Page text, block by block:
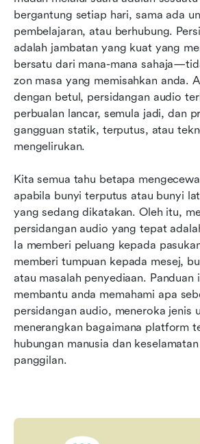
bergantung setiap hari, sama ada
pembelajaran, atau berhubung.
adalah jambatan yang kuat yang
bersatu dari mana-mana
zon masa yang memisahkan anda.
dengan betul, persidangan audio
perbualan lancar, semula jadi, dan
gangguan statik, terputus, atau
mengelirukan.
Kita semua tahu betapa
apabila bunyi terputus atau bunyi
yang sedang dikatakan. Oleh itu,
persidangan audio yang tepat
Ia memberi peluang kepada
memberi tumpuan kepada mesej,
atau masalah penyediaan. Panduan
membantu anda memahami apa
persidangan audio, meneroka jenis
menerangkan bagaimana platform
hubungan manusia dan
panggilan.
Sekilas pandang pada 8
panggilan persidangan popular
Jenis persidangan audio yang
ketahui
Bagaimanakah alat persidangan
di belakang tabir?
Isu biasa dengan persidangan
Kesimpulan
Bacaan berkaitan